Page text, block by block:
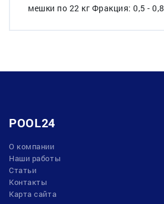
мешки по 22 кг Фракция: 0,5 - 0,8
POOL24
О компании
Наши работы
Статьи
Контакты
Карта сайта